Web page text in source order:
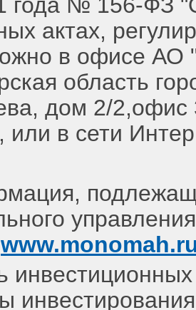
актах,
в офисе АО
область
дом 2/
или в сети